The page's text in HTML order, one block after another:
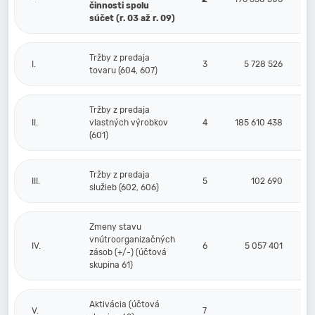
činnosti spolu
súčet (r. 03 až r. 09)
I.
Tržby z predaja
tovaru (604, 607)
3 5 728 526
II.
Tržby z predaja
vlastných výrobkov
(601)
4 185 610 438
III.
Tržby z predaja
služieb (602, 606)
5 102 690
IV.
Zmeny stavu
vnútroorganizačných
zásob (+/-) (účtová
skupina 61)
6 5 057 401
V.
Aktivácia (účtová
7